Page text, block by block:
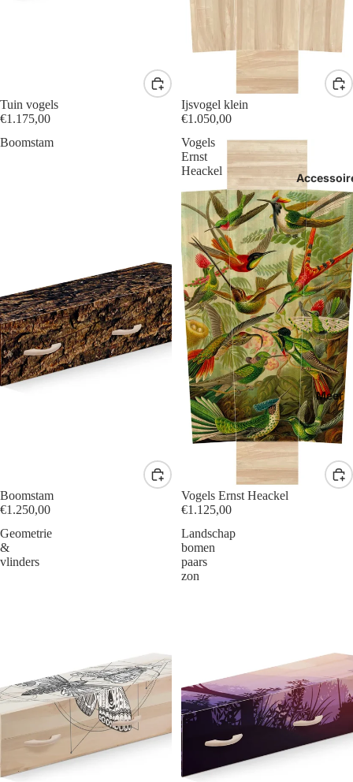
Meer
Tuin vogels
€1.175,00
Ijsvogel klein
€1.050,00
Boomstam
Boomstam
€1.250,00
Vogels
Ernst
Heackel
Vogels Ernst Heackel
€1.125,00
Geometrie
&
vlinders
Landschap
bomen
paars
zon